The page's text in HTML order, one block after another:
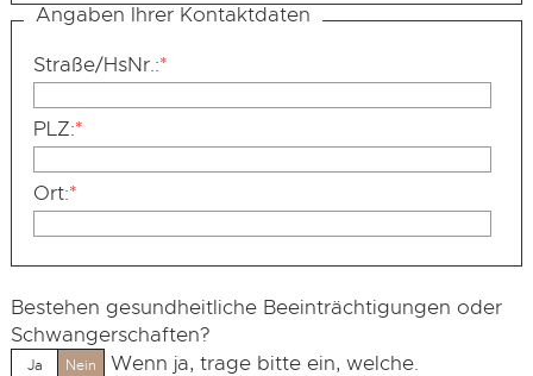
Angaben Ihrer Kontaktdaten
Straße/HsNr.:*
PLZ:*
Ort:*
Bestehen gesundheitliche Beeinträchtigungen oder
Schwangerschaften?
Ja Nein Wenn ja, trage bitte ein, welche.